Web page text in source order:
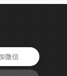
微信